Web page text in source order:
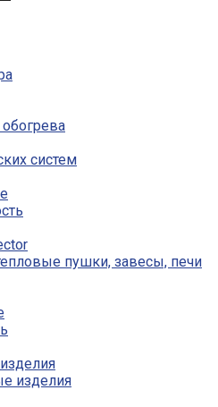
систем
пушки, завесы, печи
изделия